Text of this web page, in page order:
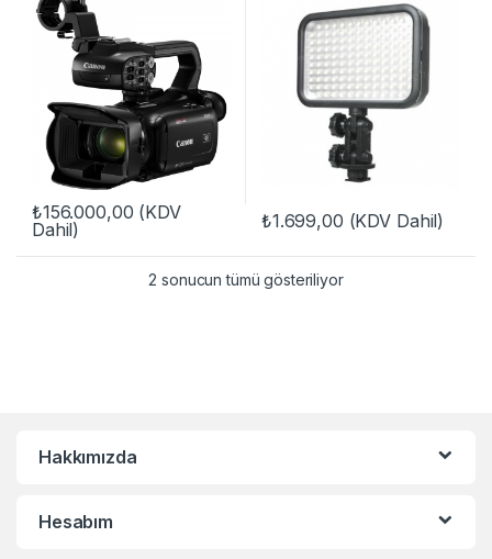
₺156.000,00 (KDV
Dahil)
₺1.699,00 (KDV Dahil)
2 sonucun tümü gösteriliyor
Hakkımızda
Hesabım